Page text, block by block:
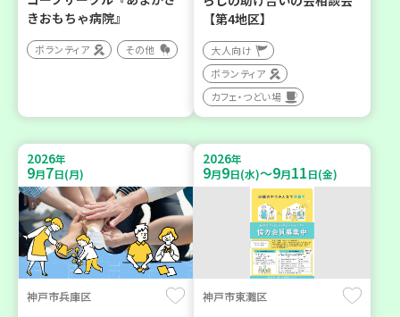
きおもちゃ病院』
ボランティア その他
【第4地区】
大人向け
ボランティア
カフェ・つどい場
2026年
9月7日(月)
神戸市兵庫区
2026年
9月9日(水)～9月11日(金)
神戸市東灘区